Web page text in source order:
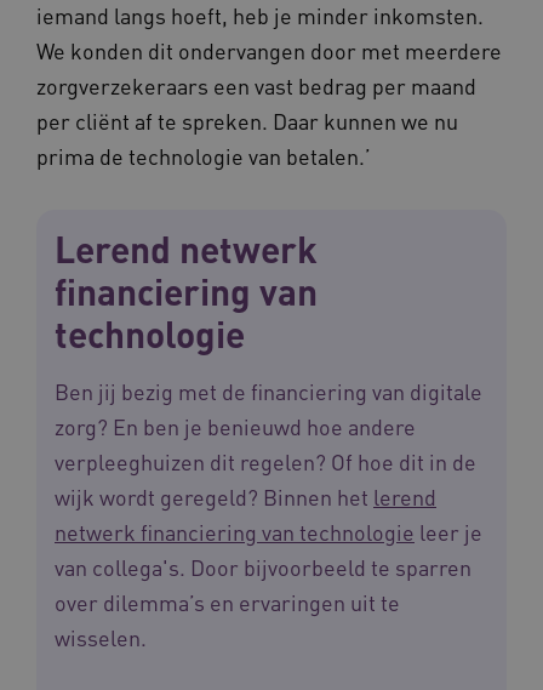
iemand langs hoeft, heb je minder inkomsten.
We konden dit ondervangen door met meerdere
zorgverzekeraars een vast bedrag per maand
per cliënt af te spreken. Daar kunnen we nu
prima de technologie van betalen.’
Lerend netwerk
financiering van
technologie
Ben jij bezig met de financiering van digitale
zorg? En ben je benieuwd hoe andere
verpleeghuizen dit regelen? Of hoe dit in de
wijk wordt geregeld? Binnen het lerend
netwerk financiering van technologie leer je
van collega's. Door bijvoorbeeld te sparren
over dilemma’s en ervaringen uit te
wisselen.
ARRAffinitySameSite
Microsoft Corporation
.waardigheidentrots.nl
__Secure-YNID .youtube.com
FPLC .waardigheidentrots.nl